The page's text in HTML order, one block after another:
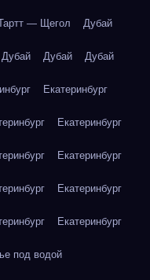
— Щегол Дубай
Дубай Дубай Дубай
Екатеринбург
Екатеринбург
Екатеринбург
Екатеринбург
Екатеринбург
под водой